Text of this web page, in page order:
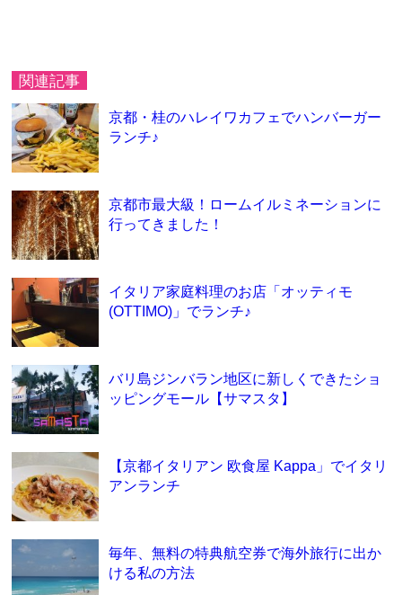
関連記事
京都・桂のハレイワカフェでハンバーガー
ランチ♪
京都市最大級！ロームイルミネーションに
行ってきました！
イタリア家庭料理のお店「オッティモ
(OTTIMO)」でランチ♪
バリ島ジンバラン地区に新しくできたショ
ッピングモール【サマスタ】
【京都イタリアン 欧食屋 Kappa」でイタリ
アンランチ
毎年、無料の特典航空券で海外旅行に出か
ける私の方法